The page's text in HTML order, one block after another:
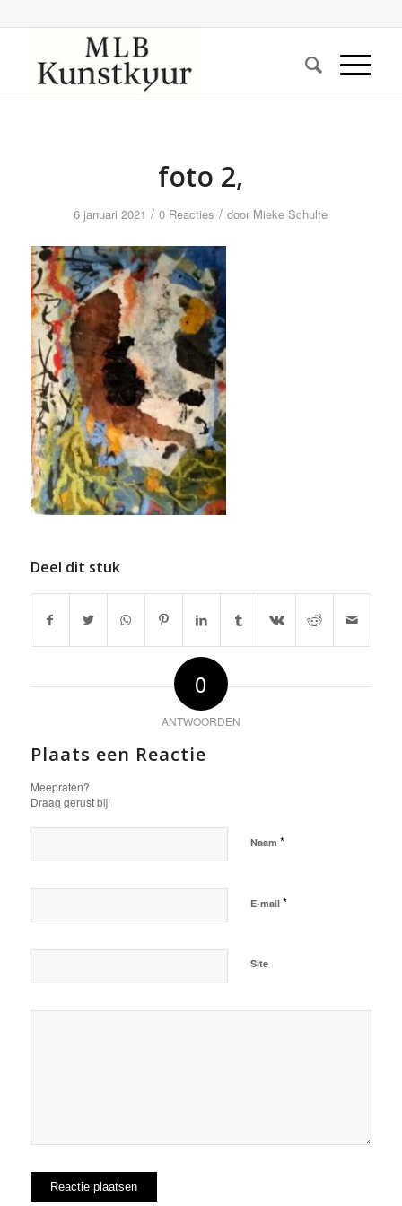
foto 2,
6 januari 2021 / 0 Reacties / door Mieke Schulte
Deel dit stuk
0
ANTWOORDEN
Plaats een Reactie
Meepraten?
Draag gerust bij!
Naam *
E-mail *
Site